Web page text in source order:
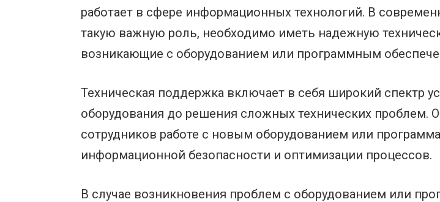
работает в сфере информационных технологий. В
такую важную роль, необходимо иметь надежную
возникающие с оборудованием или программным
Техническая поддержка включает в себя широкий спектр
оборудования до решения сложных технических проблем.
сотрудников работе с новым оборудованием или
информационной безопасности и оптимизации процессов.
В случае возникновения проблем с оборудованием или